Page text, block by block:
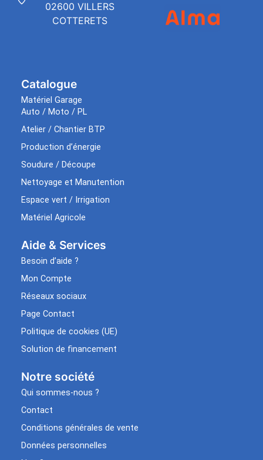
Catalogue
Matériel Garage
Auto / Moto / PL
Atelier / Chantier BTP
Production d’énergie
Soudure / Découpe
Nettoyage et Manutention
Espace vert / Irrigation
Matériel Agricole
Aide & Services​
Besoin d’aide ?
Mon Compte
Réseaux sociaux
Page Contact
Politique de cookies (UE)
Solution de financement
Notre société
Qui sommes-nous ?
Contact
Conditions générales de vente
Données personnelles
02600 VILLERS
COTTERETS